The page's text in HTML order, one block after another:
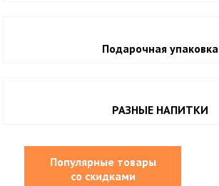
Подарочная упаковка
РАЗНЫЕ НАПИТКИ
Популярные товары
со скидками